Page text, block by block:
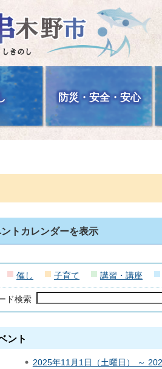
防災・安全・安心
トカレンダーを表示
催し 子育て 講習・講座
ド検索
ント
2025年11月1日（土曜日） ～